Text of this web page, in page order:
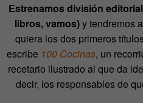
Estrenamos división
libros, vamos)y tendremos
quiera los dos primeros
escribe 100 Cocinas, un
recetario ilustrado al que da
decir, los responsables de